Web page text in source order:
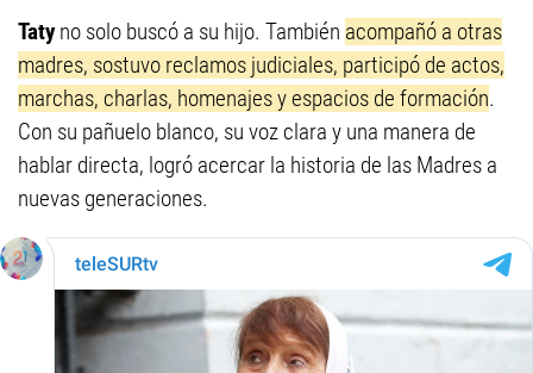
Tatyno solo buscó a su hijo. También acompañó a otras
madres, sostuvo reclamos judiciales, participó de actos,
marchas, charlas, homenajes y espacios de formación.
Con su pañuelo blanco, su voz clara y una manera de
hablar directa, logró acercar la historia de las Madres a
nuevas generaciones.